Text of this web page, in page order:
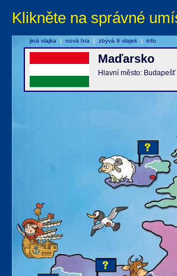
Klikněte na správné
Maďarsko
Hlavní město: Budapešť
jiná vlajka | nová hra | zbývá 9 vlajek | info